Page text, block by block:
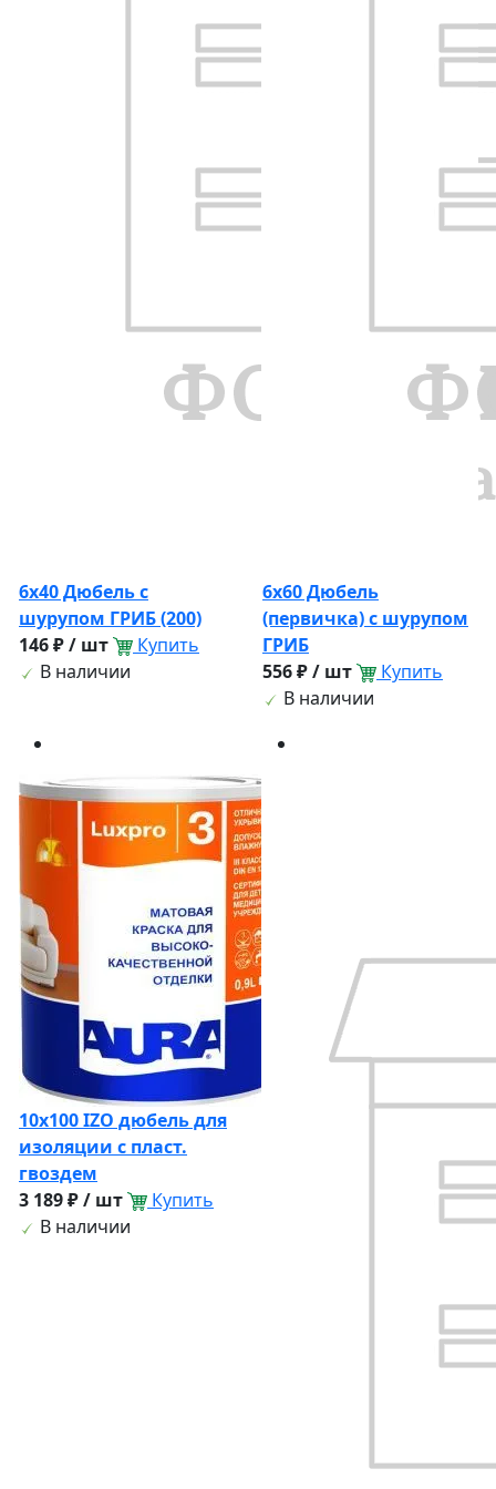
6х40 Дюбель с
шурупом ГРИБ (200)
146 ₽ / шт
Купить
В наличии
6х60 Дюбель
(первичка) с шурупом
ГРИБ
556 ₽ / шт
Купить
В наличии
10х100 IZO дюбель для
изоляции с пласт.
гвоздем
3 189 ₽ / шт
Купить
В наличии